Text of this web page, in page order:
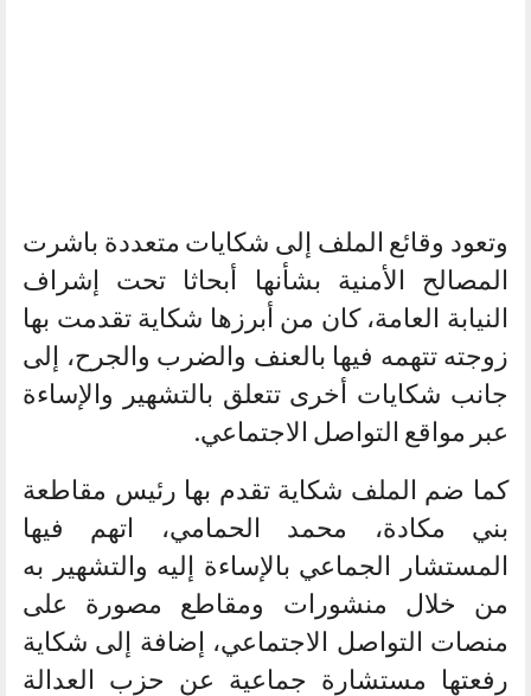
وتعود وقائع الملف إلى شكايات متعددة باشرت
المصالح الأمنية بشأنها أبحاثا تحت إشراف
النيابة العامة، كان من أبرزها شكاية تقدمت بها
زوجته تتهمه فيها بالعنف والضرب والجرح، إلى
جانب شكايات أخرى تتعلق بالتشهير والإساءة
عبر مواقع التواصل الاجتماعي.
كما ضم الملف شكاية تقدم بها رئيس مقاطعة
بني مكادة، محمد الحمامي، اتهم فيها
المستشار الجماعي بالإساءة إليه والتشهير به
من خلال منشورات ومقاطع مصورة على
منصات التواصل الاجتماعي، إضافة إلى شكاية
رفعتها مستشارة جماعية عن حزب العدالة